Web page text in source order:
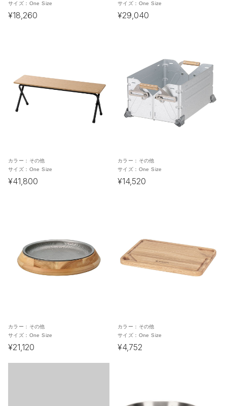
サイズ： One Size
¥18,260
サイズ： One Size
¥29,040
カラー： その他
サイズ： One Size
¥41,800
カラー： その他
サイズ： One Size
¥14,520
カラー： その他
サイズ： One Size
¥21,120
カラー： その他
サイズ： One Size
¥4,752